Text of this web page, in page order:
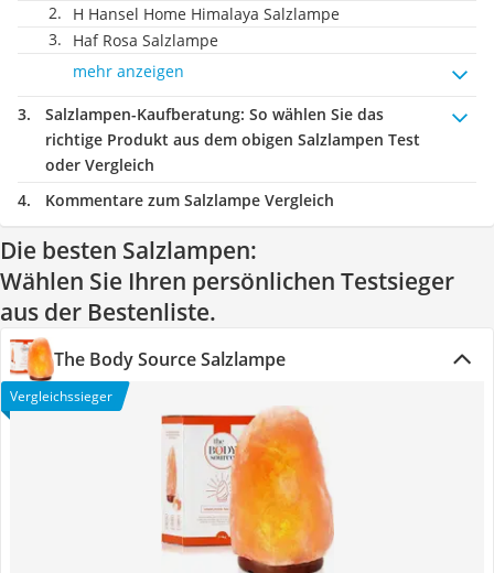
H Hansel Home Himalaya Salzlampe
Haf Rosa Salzlampe
mehr anzeigen
Salzlampen-Kaufberatung: So wählen Sie das
richtige Produkt aus dem obigen Salzlampen Test
oder Vergleich
Kommentare zum Salzlampe Vergleich
Die besten Salzlampen:
Wählen Sie Ihren persönlichen Testsieger
aus der Bestenliste.
The Body Source Salzlampe
Vergleichssieger